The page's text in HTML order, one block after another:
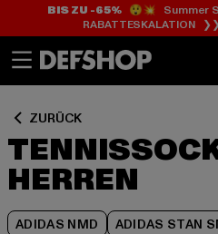
BIS ZU -65%😲💥 Summer
RABATTESKALATION
ZURÜCK
HERREN
ADIDAS NMD ADIDAS STAN